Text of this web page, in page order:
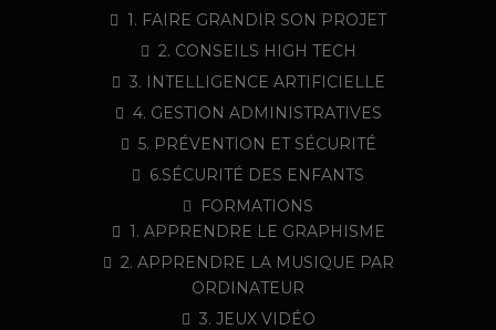
1. FAIRE GRANDIR SON PROJET
2. CONSEILS HIGH TECH
3. INTELLIGENCE ARTIFICIELLE
4. GESTION ADMINISTRATIVES
5. PRÉVENTION ET SÉCURITÉ
6.SÉCURITÉ DES ENFANTS
FORMATIONS
1. APPRENDRE LE GRAPHISME
2. APPRENDRE LA MUSIQUE PAR
ORDINATEUR
3. JEUX VIDÉO